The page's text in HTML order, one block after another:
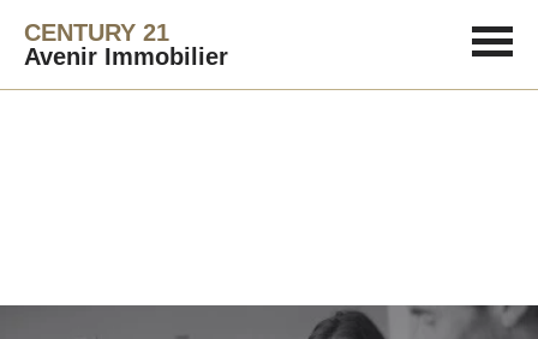
CENTURY 21
Avenir Immobilier